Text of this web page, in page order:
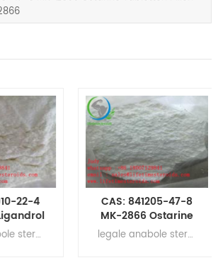
22-4
60
legale anabole steroide zum muskelaufbau , rohes Testosteronpulver, Steroidhormone, Muskelaufbaupräparate
CAS: 841205-47-8
MK-2866 Ostarine
Tabletten Pillen
Sarm MK-2866
legale anabole steroide zum muskelaufbau , rohes Testosteronpulver, Steroidhormone, Muskelaufbaupräparate Ostarine Tabletten Ostarine Pillen MK-2866 Sarm-Tabletten